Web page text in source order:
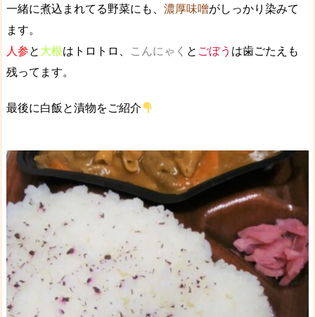
一緒に煮込まれてる野菜にも、 濃厚味噌がしっかり染みて
ます。
人参と大根はトロトロ、 こんにゃく と ごぼう は歯ごたえも
残ってます。
最後に白飯と漬物をご紹介